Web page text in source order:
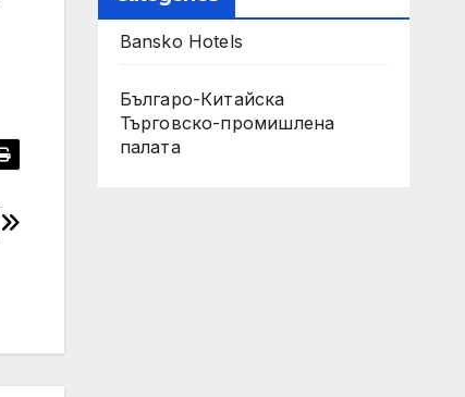
Bansko Hotels
Българо-Китайска
Търговско-промишлена
палaта